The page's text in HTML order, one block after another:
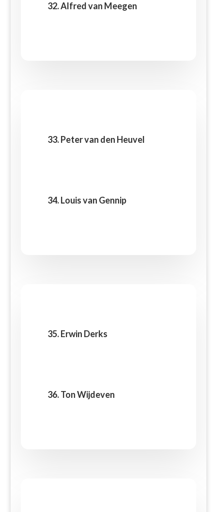
32. Alfred van Meegen
33. Peter van den Heuvel
34. Louis van Gennip
35. Erwin Derks
36. Ton Wijdeven